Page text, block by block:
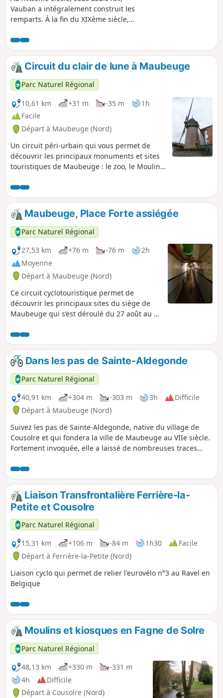
Vauban a intégralement construit les
remparts. À la fin du XIXème siècle,
type Seré de Rivières sont construits, ils
constituaient la ceinture fortifiée de la
ville.Circuit du clair de lune à Maubeuge
Parc Naturel Régional
10,61 km
+31 m -35 m
1h
Facile
Départ à Maubeuge (Nord)
Un circuit péri-urbain qui vous permet de
découvrir les principaux monuments et sites
touristiques de Maubeuge : le zoo, le Moulin
espaces fortifiés. En suivant le chemin de
halage le long de la Sambre, laissez-vous
surprendre par des espaces préservés.
Maubeuge est formé de 11 quartiers, votre
circuit vous permettra de les traverser. Ce
circuit est conçu pour les VTT et VTC mais est
tout à fait accessible à pied.
Maubeuge, Place Forte assiégée
Parc Naturel Régional
27,53 km
+76 m -76 m
2h
Moyenne
Départ à Maubeuge (Nord)
Ce circuit cyclotouristique permet de
découvrir les principaux sites du siège de
Maubeuge qui s’est déroulé du 27 août au 8
pendant plusieurs jours des dizaines de
milliers de soldats allemands qui ne peuvent
combattre lors de la bataille de la Marne,
mais il s’achève par une grave défaite
française, avec plus de 40 000 prisonniers,
soit le dixième de l’ensemble des captifs
français de l’ensemble de la Grande Guerre.
Dans les pas de Sainte-Aldegonde
Parc Naturel Régional
40,91 km
+304 m -303 m 3h
Difficile
Départ à Maubeuge (Nord)
Suivez les pas de Sainte-Aldegonde, native du village de
Cousolre et qui fondera la ville de Maubeuge au VIIe siècle.
Fortement invoquée, elle a laissé de nombreuses traces
panorama et de beaux dénivelés !
Liaison Transfrontalière Ferrière-la-
Petite et Cousolre
Parc Naturel Régional
15,31 km
+106 m -84 m 1h30
Facile
Départ à Ferrière-la-Petite (Nord)
Liaison cyclo qui permet de relier l'eurovélo n°3 au Ravel en
Belgique
Moulins et kiosques en Fagne de Solre
Parc Naturel Régional
48,13 km
+330 m
-331 m
4h
Difficile
Départ à Cousolre (Nord)